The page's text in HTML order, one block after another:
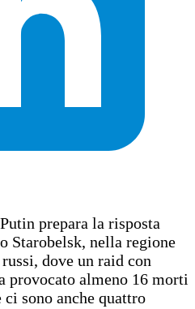
prepara la risposta
Starobelsk, nella regione
dove un raid con
provocato almeno 16 morti
sono anche quattro